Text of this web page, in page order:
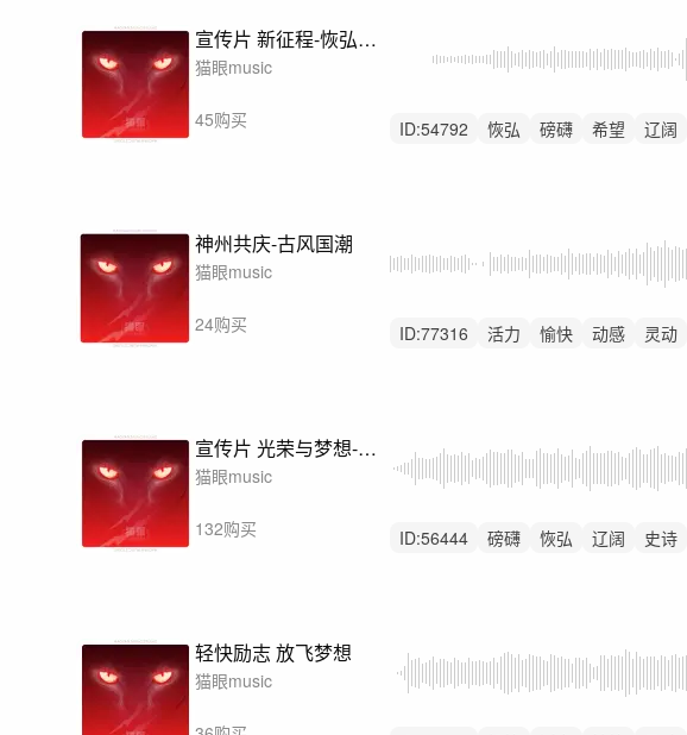
宣传片 新征程-恢弘管弦乐
猫眼music
45购买 ID:54792 恢弘 磅礴 希望 辽阔
神州共庆-古风国潮
猫眼music
24购买 ID:77316 活力 愉快 动感 灵动
宣传片 光荣与梦想-恢弘管弦乐
猫眼music
132购买 ID:56444 磅礴 恢弘 辽阔 史诗
轻快励志 放飞梦想
猫眼music